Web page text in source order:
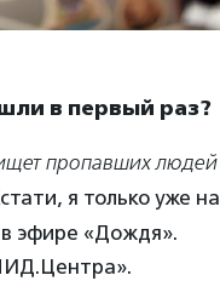
в первый раз?
пропавших людей
я только уже на
эфире «Дождя».